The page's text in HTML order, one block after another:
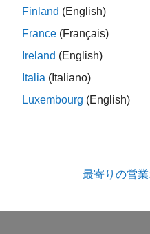
Finland (English)
France (Français)
Ireland (English)
Italia (Italiano)
Luxembourg (English)
最寄りの営